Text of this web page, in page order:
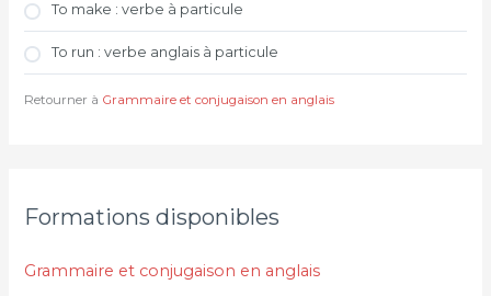
To make : verbe à particule
To run : verbe anglais à particule
Retourner à Grammaire et conjugaison en anglais
Formations disponibles
Grammaire et conjugaison en anglais